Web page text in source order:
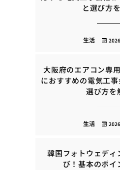
と選び方
生活
大阪府のエアコン専
におすすめの電気工
選び方を
生活
韓国フォトウェディ
び！基本のポイ